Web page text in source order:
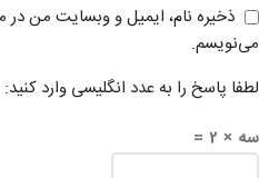
ذخیره نام، ایمیل و وبسایت من در
می‌نویسم.
لطفا پاسخ را به عدد انگلیسی وارد کنید:
سه × 2 =